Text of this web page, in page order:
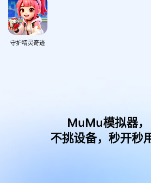
守护精灵奇迹
MuMu模拟器，
不挑设备，秒开秒